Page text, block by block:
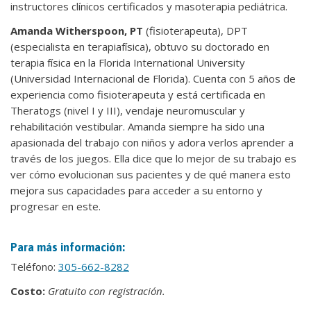
instructores clínicos certificados y masoterapia pediátrica.
Amanda Witherspoon, PT (fisioterapeuta), DPT
(especialista en terapiafísica), obtuvo su doctorado en
terapia física en la Florida International University
(Universidad Internacional de Florida). Cuenta con 5 años de
experiencia como fisioterapeuta y está certificada en
Theratogs (nivel I y III), vendaje neuromuscular y
rehabilitación vestibular. Amanda siempre ha sido una
apasionada del trabajo con niños y adora verlos aprender a
través de los juegos. Ella dice que lo mejor de su trabajo es
ver cómo evolucionan sus pacientes y de qué manera esto
mejora sus capacidades para acceder a su entorno y
progresar en este.
Para más información:
Teléfono: 305-662-8282
Costo: Gratuito con registración.